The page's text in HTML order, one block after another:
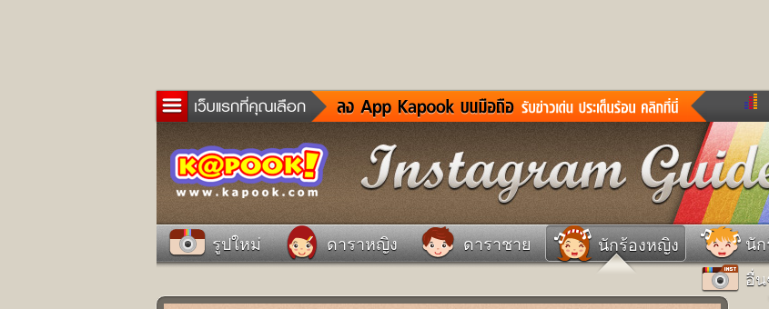
ข่าวด่วน ข่าวสั้น ข่าวดา
ละคร
หนังใหม่ ฟังเพล
เกม
หมากรุกไทย แชทห
แต่งงา
ดูดวง
ทำนายฝัน สุขภาพ
ผู้ชาย
ผลบอล บ้านแล
iCare
dictionary
เช็คความเร็วเน็ต
รูปใหม่ ดาราหญิง ดาราชาย นักร้องหญิง นัก
อื่น